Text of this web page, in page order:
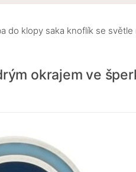
do klopy saka knoflík se
okrajem ve